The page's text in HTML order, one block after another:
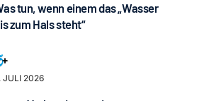
tun, wenn einem das „Wasser
zum Hals steht“
JULI 2026